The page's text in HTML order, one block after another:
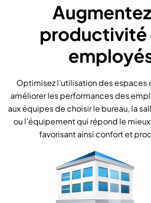
productivité
Optimisez l’utilisation des espaces
améliorer les performances des
aux équipes de choisir le bureau, la
ou l’équipement qui répond le
favorisant ainsi confort et